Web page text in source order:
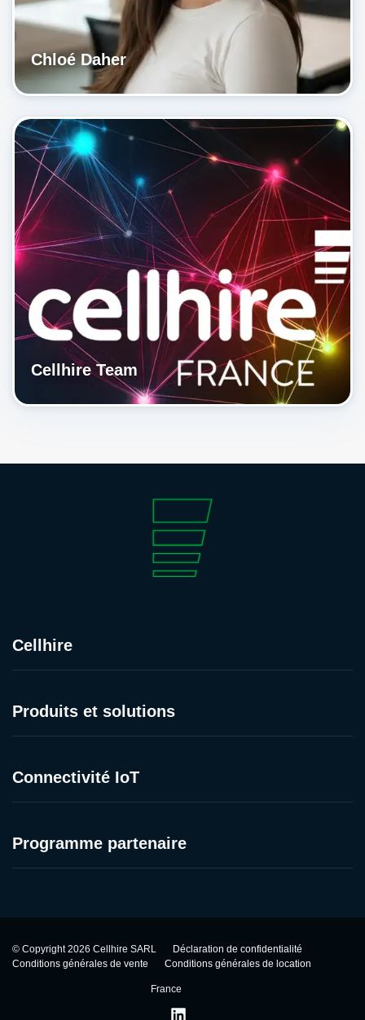
Chloé Daher
Cellhire Team
Cellhire
Produits et solutions
Connectivité IoT
Programme partenaire
© Copyright 2026 Cellhire SARL
Déclaration de confidentialité
Conditions générales de vente
Conditions générales de location
France